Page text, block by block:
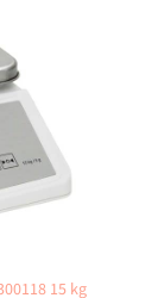
15 kg